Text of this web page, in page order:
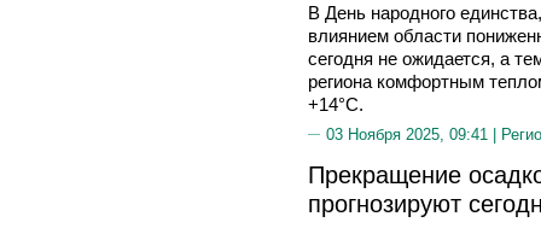
В День народного
влиянием области
сегодня не ожидается, а
региона комфортным
+14°С.
03 Ноября 2025, 09:41 |
Прекращение
прогнозируют